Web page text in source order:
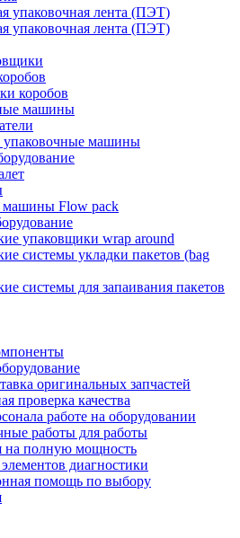
упаковочная лента (ПЭТ)
упаковочная лента (ПЭТ)
коробов
машины
упаковочные машины
машины Flow pack
упаковщики wrap around
системы укладки пакетов (bag
системы для запаивания пакетов
оригинальных запчастей
проверка качества
работе на оборудовании
работы для работы
на полную мощность
диагностики
помощь по выбору